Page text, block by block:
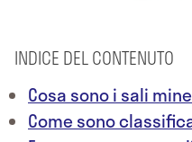
INDICE DEL CONTENUTO
Cosa sono i sali
Come sono